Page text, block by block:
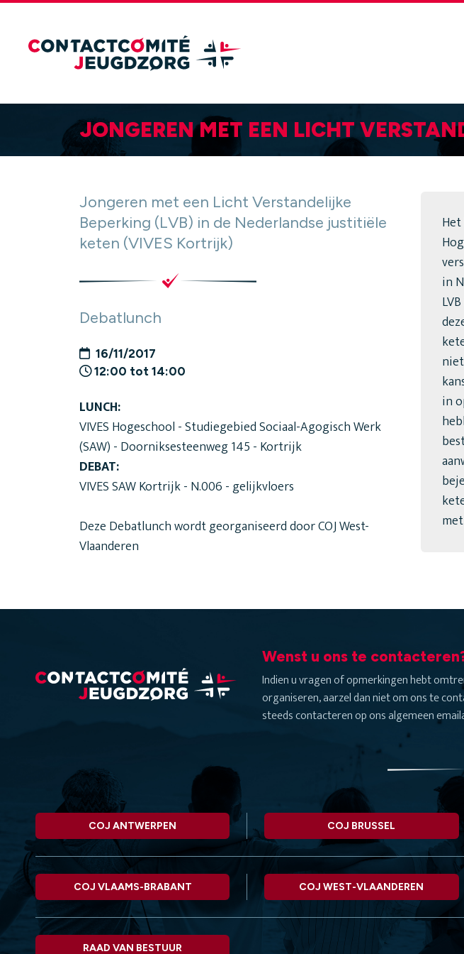
JONGEREN MET EEN LICHT
Jongeren met een Licht Verstandelijke
Beperking (LVB) in de Nederlandse justitiële
keten (VIVES Kortrijk)
Debatlunch
16/11/2017
12:00 tot 14:00
LUNCH:
VIVES Hogeschool - Studiegebied Sociaal-Agogisch Werk
(SAW) - Doorniksesteenweg 145 - Kortrijk
DEBAT:
VIVES SAW Kortrijk - N.006 - gelijkvloers
Deze Debatlunch wordt georganiseerd door COJ West-
Vlaanderen
in
in
Wenst u ons te
Indien u vragen of opmerkingen hebt
organiseren, aarzel dan niet om ons te
steeds contacteren op ons algemeen
COJ ANTWERPEN COJ BRUSSEL
COJ VLAAMS-BRABANT COJ WEST-VLAANDEREN
RAAD VAN BESTUUR